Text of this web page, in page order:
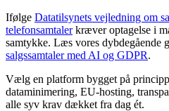
Ifølge Datatilsynets vejledning om
telefonsamtalerkræver optagelse i
samtykke. Læs vores dybdegående
salgssamtaler med AI og GDPR.
Vælg en platform bygget på
dataminimering, EU-hosting,
alle syv krav dækket fra dag ét.